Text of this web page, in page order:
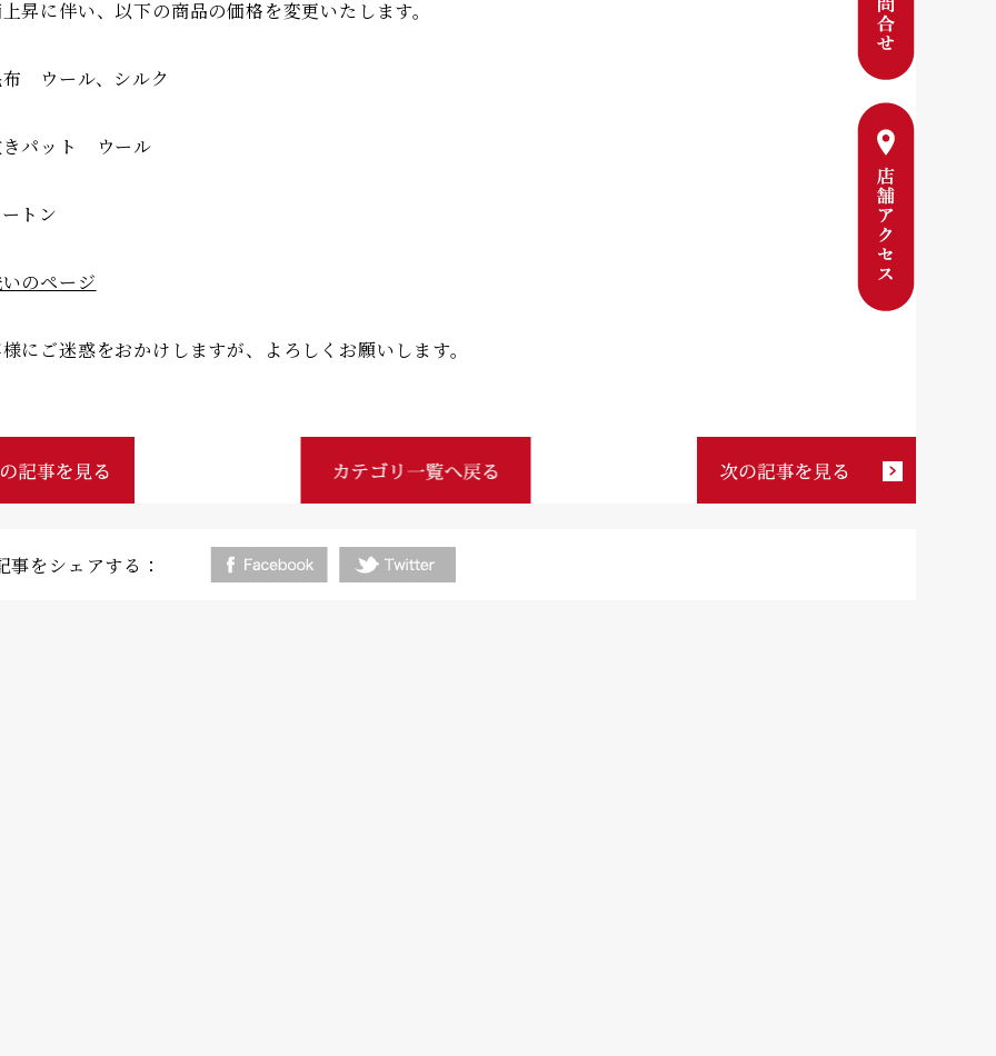
昇に伴い、以下の商品の価格を変更いたします。
ウール、シルク
きパット ウール
トン
のページ
にご迷惑をおかけしますが、よろしくお願いします。
事をシェアする：